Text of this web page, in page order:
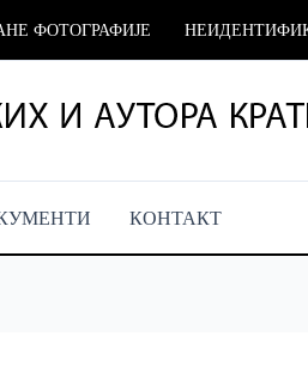
ФОТОГРАФИЈЕ
КОНТАКТ